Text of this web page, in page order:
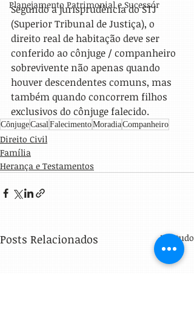
Planejamento Patrimonial e Sucessór
Segundo a jurisprudência do STJ
(Superior Tribunal de Justiça), o
direito real de habitação deve ser
conferido ao cônjuge / companheiro
sobrevivente não apenas quando
houver descendentes comuns, mas
também quando concorrem filhos
exclusivos do cônjuge falecido.
CônjugeCasalFalecimentoMoradiaCompanheiro
Direito Civil
Família
Herança e Testamentos
Posts Relacionados Ver tudo